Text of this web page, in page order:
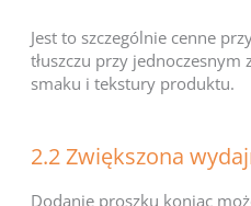
Jest to szczególnie cenne
tłuszczu przy jednoczesnym
smaku i tekstury produktu.
2.2 Zwiększona
Dodanie proszku konjac